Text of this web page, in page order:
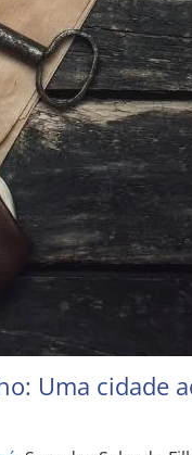
Uma cidade